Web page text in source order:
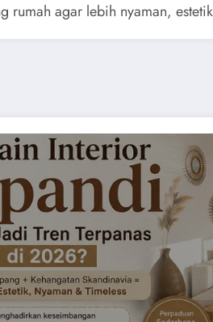
rumah agar lebih nyaman,